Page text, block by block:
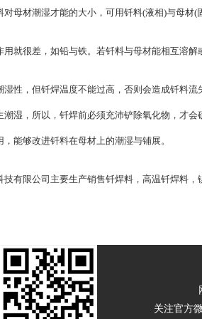
材潮湿才能的大小，可用钎料(液相)与母材(
很差，如铅与铁。若钎料与母材能相互溶解
，但钎焊温度不能过高，否则会造成钎料流
，所以，钎焊前必须充沛铲除氧化物，才会
能够改进钎料在母材上的潮湿与铺展。
有限公司主要生产销售钎焊料，高温钎焊料
关注官方